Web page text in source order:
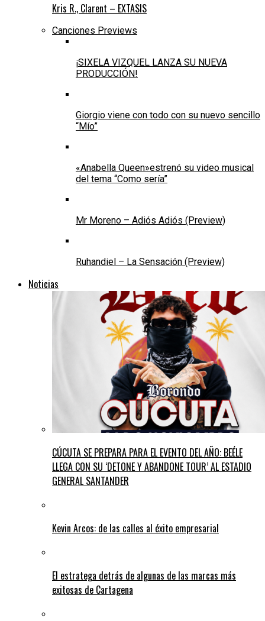
Kris R., Clarent – EXTASIS
Canciones Previews
¡SIXELA VIZQUEL LANZA SU NUEVA
PRODUCCIÓN!
Giorgio viene con todo con su nuevo sencillo
“Mío”
«Anabella Queen»estrenó su video musical
del tema “Como sería”
Mr Moreno – Adiós Adiós (Preview)
Ruhandiel – La Sensación (Preview)
Noticias
CÚCUTA SE PREPARA PARA EL EVENTO DEL AÑO: BEÉLE
LLEGA CON SU ‘DETONE Y ABANDONE TOUR’ AL ESTADIO
GENERAL SANTANDER
Kevin Arcos: de las calles al éxito empresarial
El estratega detrás de algunas de las marcas más
exitosas de Cartagena